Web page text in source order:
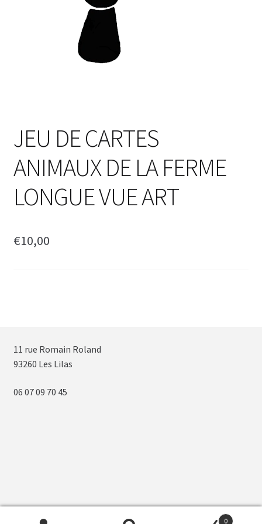
JEU DE CARTES
ANIMAUX DE LA FERME
LONGUE VUE ART
€10,00
11 rue Romain Roland
93260 Les Lilas
06 07 09 70 45
0